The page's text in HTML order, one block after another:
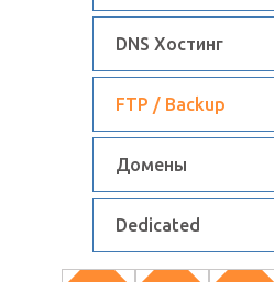
DNS Хостинг
FTP / Backup
Домены
Dedicated